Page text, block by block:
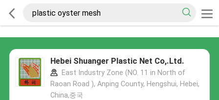
Hebei Shuanger Plastic Net Co,.Ltd.
East Industry Zone (NO. 11 in North of
Raoan Road ), Anping County, Hengshui, Hebei,
China,중국